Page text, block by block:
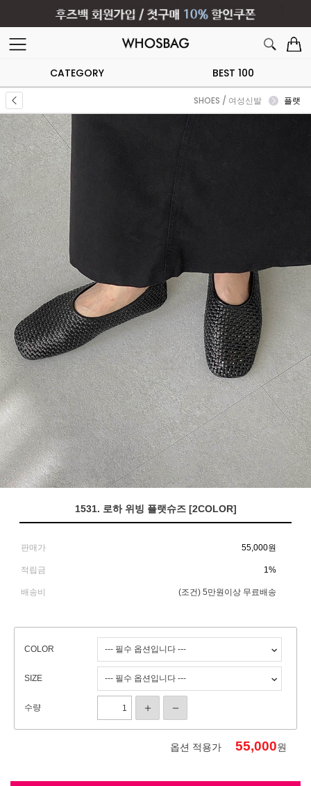
CATEGORY BEST 100
SHOES / 여성신발 플랫
1531. 로하 위빙 플랫슈즈 [2COLOR]
판매가 55,000원
적립금 1%
배송비 (조건) 5만원이상 무료배송
COLOR
SIZE
수량
옵션 적용가 55,000원